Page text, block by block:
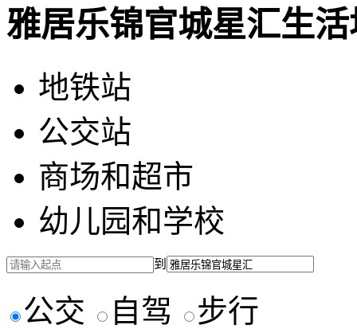
雅居乐锦官城星汇生
地铁站
公交站
商场和超市
幼儿园和学校
到
公交 自驾 步行